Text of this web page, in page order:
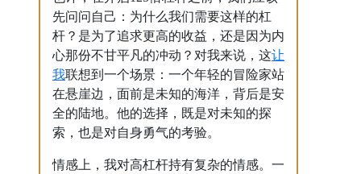
先问问自己：为什么我们需要这样的杠
杆？是为了追求更高的收益，还是因为内
心那份不甘平凡的冲动？对我来说，这让
我联想到一个场景：一个年轻的冒险家站
在悬崖边，面前是未知的海洋，背后是安
全的陆地。他的选择，既是对未知的探
索，也是对自身勇气的考验。
情感上，我对高杠杆持有复杂的情感。一